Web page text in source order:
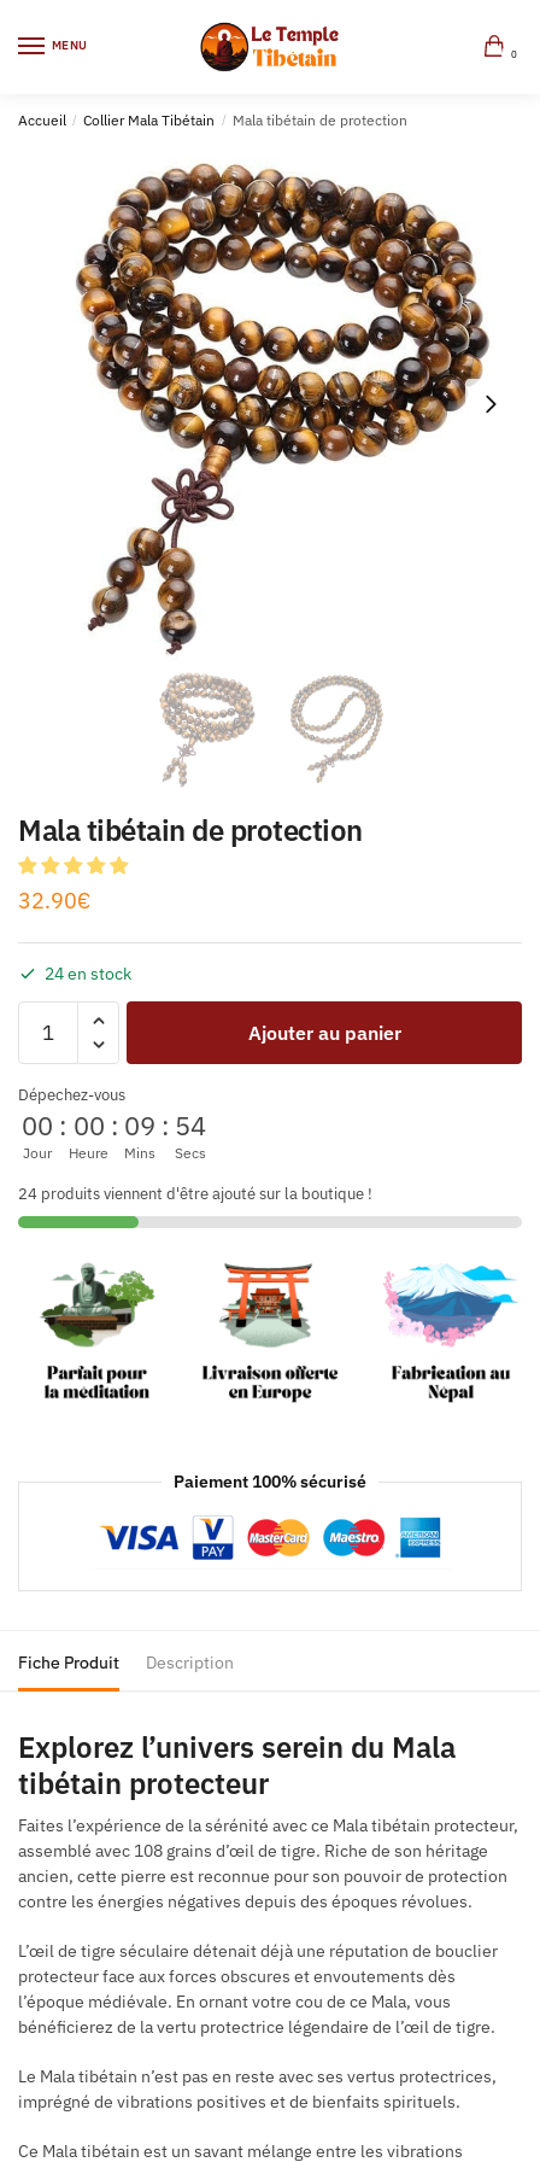
MENU
0
Accueil / Collier Mala Tibétain / Mala tibétain de protection
Mala tibétain de protection
32.90€
24 en stock
Ajouter au panier
Dépechez-vous
00
Jour
: 00
Heure
: 09
Mins
: 54
Secs
24 produits viennent d'être ajouté sur la boutique !
Paiement 100% sécurisé
Fiche Produit Description
Explorez l’univers serein du Mala
tibétain protecteur
Faites l’expérience de la sérénité avec ce Mala tibétain protecteur,
assemblé avec 108 grains d’œil de tigre. Riche de son héritage
ancien, cette pierre est reconnue pour son pouvoir de protection
contre les énergies négatives depuis des époques révolues.
L’œil de tigre séculaire détenait déjà une réputation de bouclier
protecteur face aux forces obscures et envoutements dès
l’époque médiévale. En ornant votre cou de ce Mala, vous
bénéficierez de la vertu protectrice légendaire de l’œil de tigre.
Le Mala tibétain n’est pas en reste avec ses vertus protectrices,
imprégné de vibrations positives et de bienfaits spirituels.
Ce Mala tibétain est un savant mélange entre les vibrations